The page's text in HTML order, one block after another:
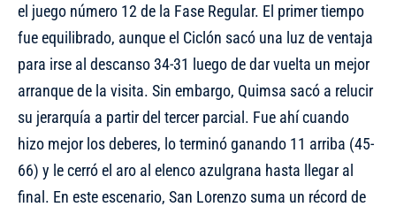
el juego número 12 de la Fase Regular. El primer tiempo
fue equilibrado, aunque el Ciclón sacó una luz de ventaja
para irse al descanso 34-31 luego de dar vuelta un mejor
arranque de la visita. Sin embargo, Quimsa sacó a relucir
su jerarquía a partir del tercer parcial. Fue ahí cuando
hizo mejor los deberes, lo terminó ganando 11 arriba (45-
66) y le cerró el aro al elenco azulgrana hasta llegar al
final. En este escenario, San Lorenzo suma un récord de